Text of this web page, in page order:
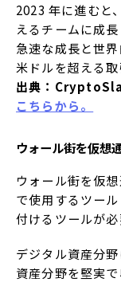
2023 年に進むと
えるチームに成
急速な成長と世
米ドルを超える取
出典：
こちらから。
ウォール街を仮想
ウォール街を仮
で使用するツー
付けるツールが必
デジタル資産分
資産分野を堅実